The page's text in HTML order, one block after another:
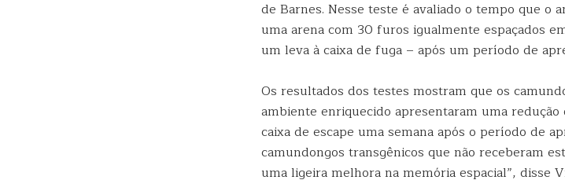
de Barnes. Nesse teste é avaliado o tempo que o
uma arena com 30 furos igualmente espaçados
um leva à caixa de fuga – após um período de
Os resultados dos testes mostram que os
ambiente enriquecido apresentaram uma
caixa de escape uma semana após o período de
camundongos transgênicos que não receberam
uma ligeira melhora na memória espacial”, disse